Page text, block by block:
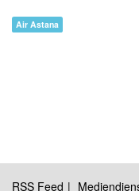
Air Astana
RSS Feed